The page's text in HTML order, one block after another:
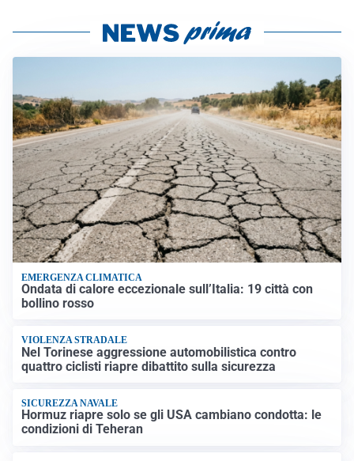
EMERGENZA CLIMATICA
Ondata di calore eccezionale sull’Italia: 19 città con
bollino rosso
VIOLENZA STRADALE
Nel Torinese aggressione automobilistica contro
quattro ciclisti riapre dibattito sulla sicurezza
SICUREZZA NAVALE
Hormuz riapre solo se gli USA cambiano condotta: le
condizioni di Teheran